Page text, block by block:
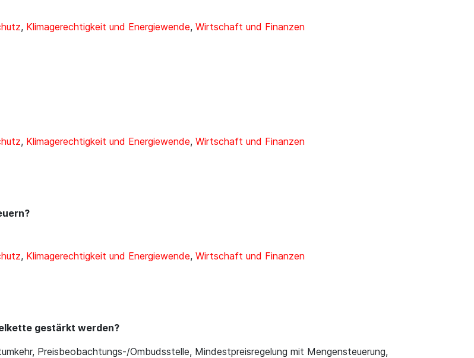
, Klimagerechtigkeit und Energiewende, Wirtschaft und Finanzen
, Klimagerechtigkeit und Energiewende, Wirtschaft und Finanzen
, Klimagerechtigkeit und Energiewende, Wirtschaft und Finanzen
gestärkt werden?
Preisbeobachtungs-/Ombudsstelle, Mindestpreisregelung mit Mengensteuerung,